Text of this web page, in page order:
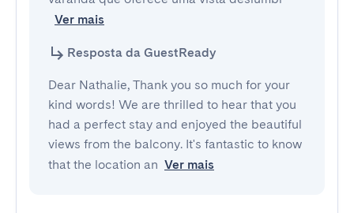
Ver mais
Resposta da GuestReady
Dear Nathalie, Thank you so much for your
kind words! We are thrilled to hear that you
had a perfect stay and enjoyed the beautiful
views from the balcony. It's fantastic to know
that the location an Ver mais